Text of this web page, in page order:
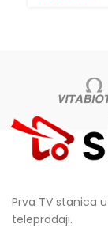
Prva TV stanica
teleprodaji.